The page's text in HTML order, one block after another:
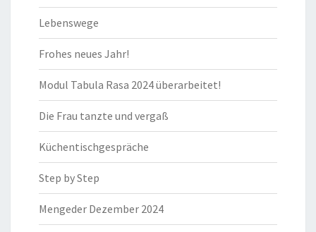
Lebenswege
Frohes neues Jahr!
Modul Tabula Rasa 2024 überarbeitet!
Die Frau tanzte und vergaß
Küchentischgespräche
Step by Step
Mengeder Dezember 2024